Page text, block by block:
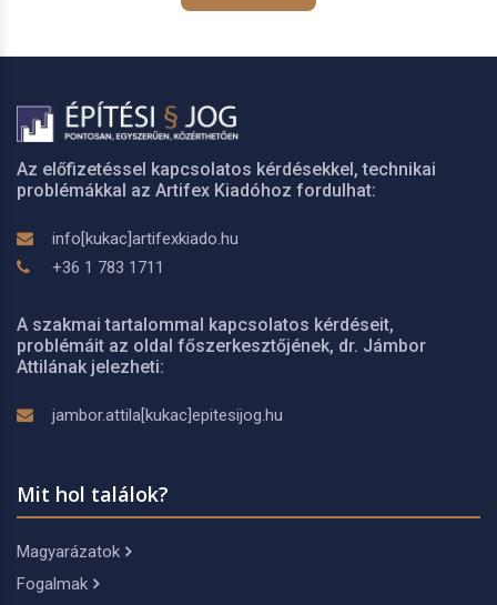
Az előfizetéssel kapcsolatos kérdésekkel, technikai
problémákkal az Artifex Kiadóhoz fordulhat:
info[kukac]artifexkiado.hu
+36 1 783 1711
A szakmai tartalommal kapcsolatos kérdéseit,
problémáit az oldal főszerkesztőjének, dr. Jámbor
Attilának jelezheti:
jambor.attila[kukac]epitesijog.hu
Mit hol találok?
Magyarázatok
Fogalmak